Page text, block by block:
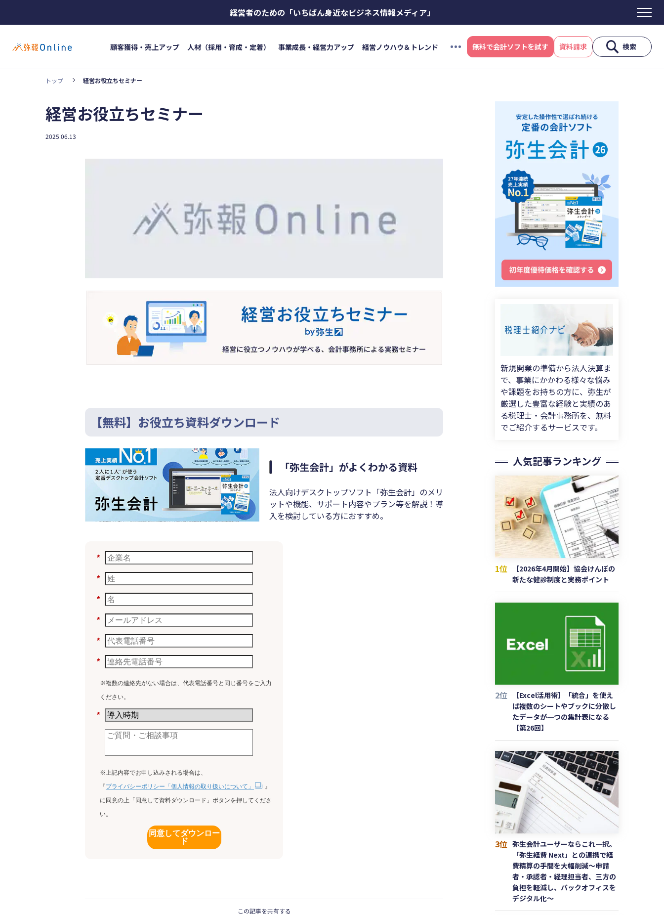
経営者のための 「いちばん身近なビジネス情報メディア」
顧客獲得・売上アップ
人材（採用・育成・定着）
事業成長・経営力アップ
弥生の製品・サービス
業務効率化
#電子帳簿保存法
#集客
#人材育成
#店舗経営
#クラブオフ
無料で会計ソフトを試す
顧客獲得・売上アップ 人材（採用・育成・定着） 事業成長・経営力アップ 経営ノウハウ＆トレンド 無料で会計ソフトを試す 資料請求 検索
トップ 経営お役立ちセミナー
経営お役立ちセミナー
2025.06.13
【無料】お役立ち資料ダウンロード
「弥生会計」がよくわかる資料
法人向けデスクトップソフト「弥生会計」のメリ
ットや機能、サポート内容やプラン等を解説！導
入を検討している方におすすめ。
*
*
*
*
*
*
※複数の連絡先がない場合は、代表電話番号と同じ番号をご入力
ください。
*
※上記内容でお申し込みされる場合は、
『プライバシーポリシー「個人情報の取り扱いについて」
』
に同意の上「同意して資料ダウンロード」ボタンを押してくださ
い。
同意してダウンロー
ド
この記事を共有する
新規開業の準備から法人決算ま
で、事業にかかわる様々な悩み
や課題をお持ちの方に、弥生が
厳選した豊富な経験と実績のあ
る税理士・会計事務所を、無料
でご紹介するサービスです。
人気記事ランキング
1位
【2026年4月開始】協会けんぽの
新たな健診制度と実務ポイント
2位
【Excel活用術】「統合」を使え
ば複数のシートやブックに分散し
たデータが一つの集計表になる
【第26回】
3位 弥生会計ユーザーならこれ一択。
「弥生経費 Next」との連携で経
費精算の手間を大幅削減〜申請
者・承認者・経理担当者、三方の
負担を軽減し、バックオフィスを
デジタル化〜